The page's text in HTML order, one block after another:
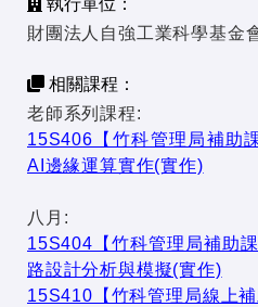
執行單位：
財團法人自強工業科學基金
相關課程：
老師系列課程:
15S406【竹科管理局補助
AI邊緣運算實作(實作)
八月:
15S404【竹科管理局補助
路設計分析與模擬(實作)
15S410【竹科管理局線上